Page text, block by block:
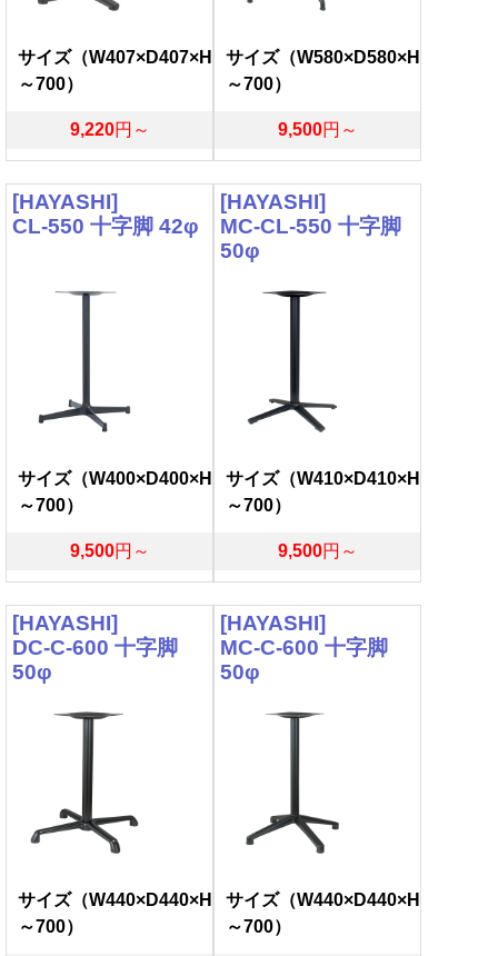
サイズ（W407×D407×H
～700）
9,220円～
サイズ（W580×D580×H
～700）
9,500円～
[HAYASHI]
CL-550 十字脚 42φ
サイズ（W400×D400×H
～700）
9,500円～
[HAYASHI]
MC-CL-550 十字脚
50φ
サイズ（W410×D410×H
～700）
9,500円～
[HAYASHI]
DC-C-600 十字脚
50φ
サイズ（W440×D440×H
～700）
[HAYASHI]
MC-C-600 十字脚
50φ
サイズ（W440×D440×H
～700）